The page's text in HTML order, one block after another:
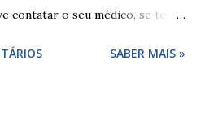
contatar o seu médico, se teve
continuar a tomar os restantes
SABER MAIS »